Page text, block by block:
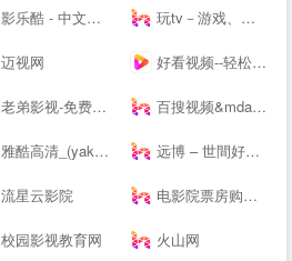
影乐酷 - 中文影视资料库！ 玩tv－游戏、综艺、原创，视频标签玩起来，Powered by 云视链
迈视网 好看视频--轻松有收获
老弟影视-免费电影-在线电影-vip电影-在线追剧-免费电视剧-vip电视剧-免费在线播放 百搜视频&mdash;&mdash;业界领先的中文视频搜索引擎之一
雅酷高清_(yaku.vip)雅酷影视资源分享_2019免vip影视分享-雅酷高清 远博 – 世間好物不堅牢，彩雲易散琉璃脆。
流星云影院 电影院票房购票_评分_选座_经典影视推荐-猫眼电影
校园影视教育网 火山网